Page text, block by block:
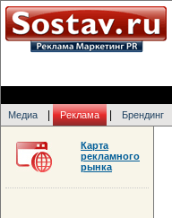
Медиа Реклама Брендинг
Карта
рекламного
рынка